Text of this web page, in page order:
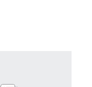
宜的服务器选